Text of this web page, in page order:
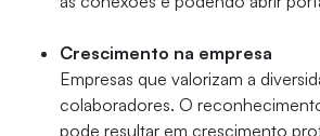
Crescimento na empresa
Empresas que valorizam a
colaboradores. O
pode resultar em crescimento